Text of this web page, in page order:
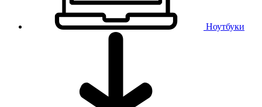
Ноутбуки